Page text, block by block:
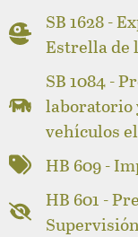
SB 1628 -
Estrella de
SB 1084 -
laboratorio
vehículos
HB 609 -
HB 601 -